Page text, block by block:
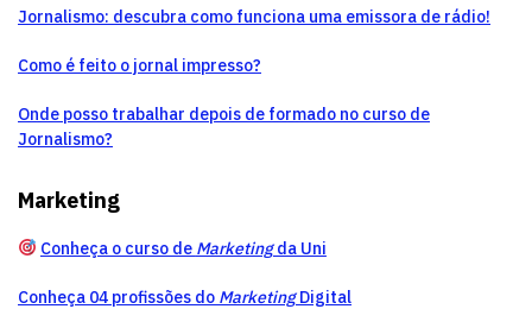
Jornalismo: descubra como funciona uma emissora de rádio!
Como é feito o jornal impresso?
Onde posso trabalhar depois de formado no curso de
Jornalismo?
Marketing
Conheça o curso de Marketingda Uni
Conheça 04 profissões do MarketingDigital